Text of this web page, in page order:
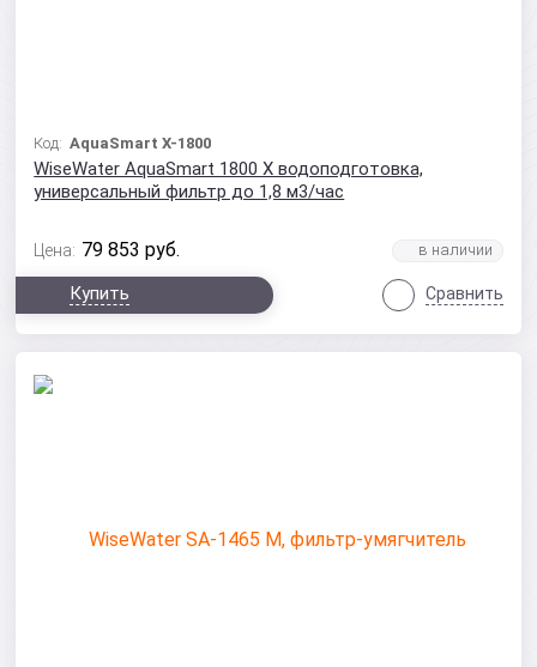
Код:AquaSmart X-1800
WiseWater AquaSmart 1800 X водоподготовка,
универсальный фильтр до 1,8 м3/час
Цена: 79 853 руб.
Купить Сравнить